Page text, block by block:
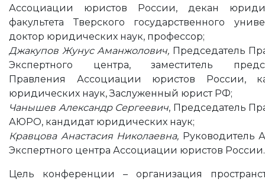
Ассоциации юристов России, декан
факультета Тверского государственного
доктор юридических наук, профессор;
Джакупов Жунус Аманжолович, Председатель
Экспертного центра, заместитель
Правления Ассоциации юристов России,
юридических наук, Заслуженный юрист РФ;
Чанышев Александр Сергеевич, Председатель
АЮРО, кандидат юридических наук;
Кравцова Анастасия Николаевна, Руководитель
Экспертного центра Ассоциации юристов России.
Цель конференции – организация